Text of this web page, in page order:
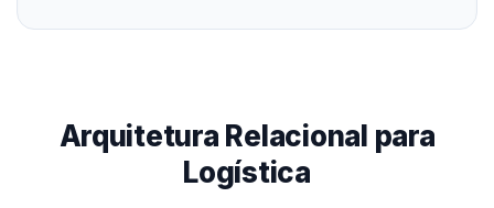
Arquitetura Relacional para
Logística